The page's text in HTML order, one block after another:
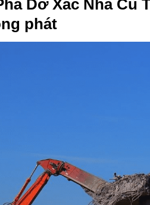
đơn vị phá dỡ nhà cũ uy tín
những rủi ro không đáng có
Dỡ Xác Nhà Cũ
phát